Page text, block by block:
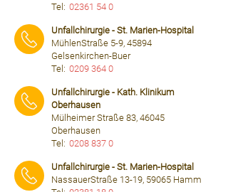
Tel: 02361 54 0
Unfallchirurgie - St. Marien-Hospital
MühlenStraße 5-9, 45894
Gelsenkirchen-Buer
Tel: 0209 364 0
Unfallchirurgie - Kath. Klinikum
Oberhausen
Mülheimer Straße 83, 46045
Oberhausen
Tel: 0208 837 0
Unfallchirurgie - St. Marien-Hospital
NassauerStraße 13-19, 59065 Hamm